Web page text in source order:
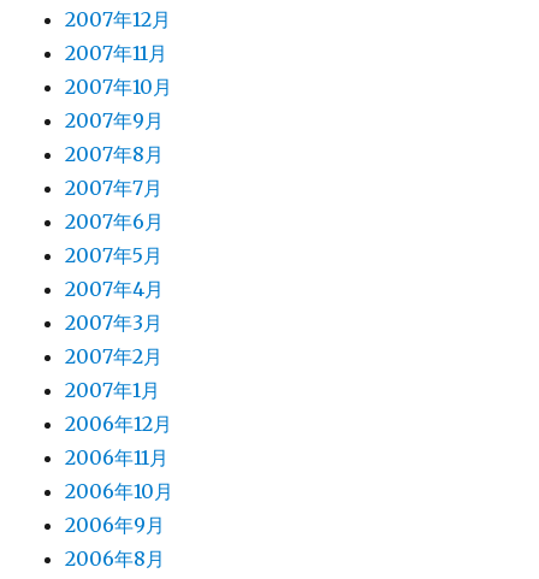
2007年12月
2007年11月
2007年10月
2007年9月
2007年8月
2007年7月
2007年6月
2007年5月
2007年4月
2007年3月
2007年2月
2007年1月
2006年12月
2006年11月
2006年10月
2006年9月
2006年8月